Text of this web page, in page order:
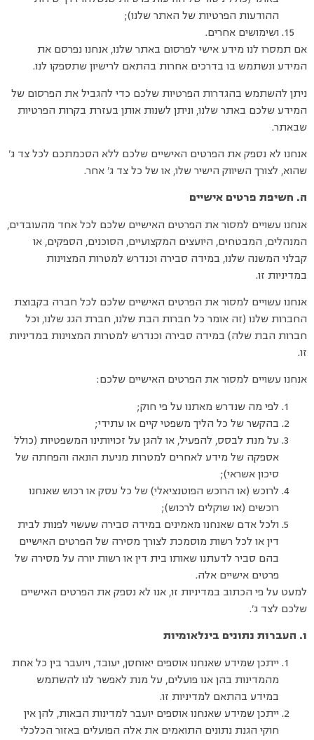
ההודעות הפרטיות של האתר שלנו);
ושימושים אחרים.
אם תמסרו לנו מידע אישי לפרסום באתר שלנו, אנחנו נפרסם את
המידע ונשתמש בו בדרכים אחרות בהתאם לרישיון שתספקו לנו.
ניתן להשתמש בהגדרות הפרטיות שלכם כדי להגביל את הפרסום של
המידע שלכם באתר שלנו, וניתן לשנות אותן בעזרת בקרות הפרטיות
שבאתר.
אנחנו לא נספק את הפרטים האישיים שלכם ללא הסכמתכם לכל צד ג’
שהוא, לצורך השיווק הישיר שלו, או של כל צד ג’ אחר.
ה. חשיפת פרטים אישיים
אנחנו עשויים למסור את הפרטים האישיים שלכם לכל אחד מהעובדים,
המנהלים, המבטחים, היועצים המקצועיים, הסוכנים, הספקים, או
קבלני המשנה שלנו, במידה סבירה וכנדרש למטרות המצוינות
במדיניות זו.
אנחנו עשויים למסור את הפרטים האישיים שלכם לכל חברה בקבוצת
החברות שלנו (זה אומר כל חברות הבת שלנו, חברת הגג שלנו, וכל
חברות הבת שלה) במידה סבירה וכנדרש למטרות המצוינות במדיניות
זו.
אנחנו עשויים למסור את הפרטים האישיים שלכם:
לפי מה שנדרש מאתנו על פי חוק;
בהקשר של כל הליך משפטי קיים או עתידי;
על מנת לבסס, להפעיל, או להגן על זכויותינו המשפטיות (כולל
אספקה של מידע לאחרים למטרות מניעת הונאה והפחתה של
סיכון אשראי);
לרוכש (או הרוכש הפוטנציאלי) של כל עסק או רכוש שאנחנו
רוכשים (או שוקלים לרכוש);
ולכל אדם שאנחנו מאמינים במידה סבירה שעשוי לפנות לבית
דין או לכל רשות מוסמכת לצורך מסירה של הפרטים האישיים
בהם סביר לדעתנו שאותו בית דין או רשות יורה על מסירה של
פרטים אישיים אלה.
למעט על פי הכתוב במדיניות זו, אנו לא נספק את הפרטים האישיים
שלכם לצד ג’.
ו. העברות נתונים בינלאומיות
ייתכן שמידע שאנחנו אוספים יאוחסן, יעובד, ויועבר בין כל אחת
מהמדינות בהן אנו פועלים, על מנת לאפשר לנו להשתמש
במידע בהתאם למדיניות זו.
ייתכן שמידע שאנחנו אוספים יועבר למדינות הבאות, להן אין
חוקי הגנת נתונים התואמים את אלה הפועלים באזור הכלכלי